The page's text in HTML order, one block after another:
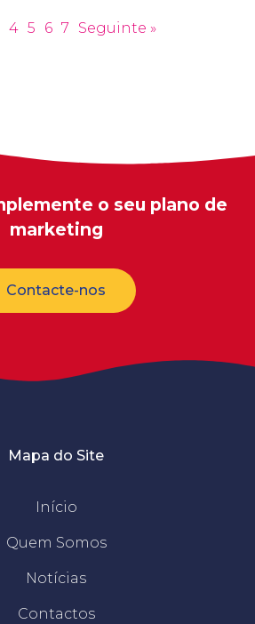
4 5 6 7 Seguinte »
o seu plano de
marketing
Contacte-nos
Mapa do Site
Início
Quem Somos
Notícias
Contactos